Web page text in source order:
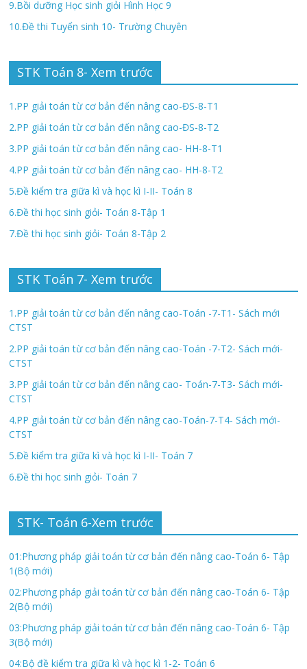
9.Bồi dưỡng Học sinh giỏi Hình Học 9
10.Đề thi Tuyển sinh 10- Trường Chuyên
STK Toán 8- Xem trước
1.PP giải toán từ cơ bản đến nâng cao-ĐS-8-T1
2.PP giải toán từ cơ bản đến nâng cao-ĐS-8-T2
3.PP giải toán từ cơ bản đến nâng cao- HH-8-T1
4.PP giải toán từ cơ bản đến nâng cao- HH-8-T2
5.Đề kiểm tra giữa kì và học kì I-II- Toán 8
6.Đề thi học sinh giỏi- Toán 8-Tập 1
7.Đề thi học sinh giỏi- Toán 8-Tập 2
STK Toán 7- Xem trước
1.PP giải toán từ cơ bản đến nâng cao-Toán -7-T1- Sách mới
CTST
2.PP giải toán từ cơ bản đến nâng cao-Toán -7-T2- Sách mới-
CTST
3.PP giải toán từ cơ bản đến nâng cao- Toán-7-T3- Sách mới-
CTST
4.PP giải toán từ cơ bản đến nâng cao-Toán-7-T4- Sách mới-
CTST
5.Đề kiểm tra giữa kì và học kì I-II- Toán 7
6.Đề thi học sinh giỏi- Toán 7
STK- Toán 6-Xem trước
01:Phương pháp giải toán từ cơ bản đến nâng cao-Toán 6- Tập
1(Bộ mới)
02:Phương pháp giải toán từ cơ bản đến nâng cao-Toán 6- Tập
2(Bộ mới)
03:Phương pháp giải toán từ cơ bản đến nâng cao-Toán 6- Tập
3(Bộ mới)
04:Bộ đề kiểm tra giữa kì và học kì 1-2- Toán 6